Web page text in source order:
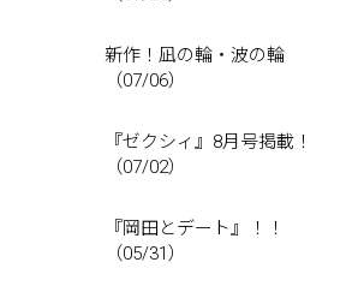
新作！凪の輪・波の輪
（07/06）
『ゼクシィ』8月号掲載！
（07/02）
『岡田とデート』！！
（05/31）